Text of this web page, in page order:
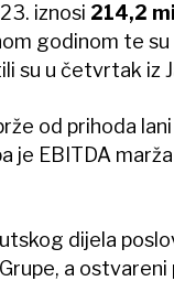
iznosi 214,2
godinom te
su u četvrtak iz
od prihoda
je EBITDA
dijela
a